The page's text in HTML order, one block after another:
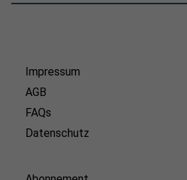
Impressum
AGB
FAQs
Datenschutz